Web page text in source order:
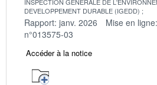
DEVELOPPEMENT DURABLE (IGEDD)
Rapport: janv. 2026 Mise en
n°013575-03
Accéder à la notice